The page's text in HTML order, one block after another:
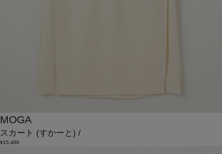
MOGA
スカート (すかーと) /
¥15,400